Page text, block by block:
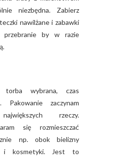
niezbędna. Zabierz
nawilżane i zabawki
by w razie
torba wybrana, czas
zaczynam
rzeczy.
się rozmieszczać
np. obok bielizny
i kosmetyki. Jest to